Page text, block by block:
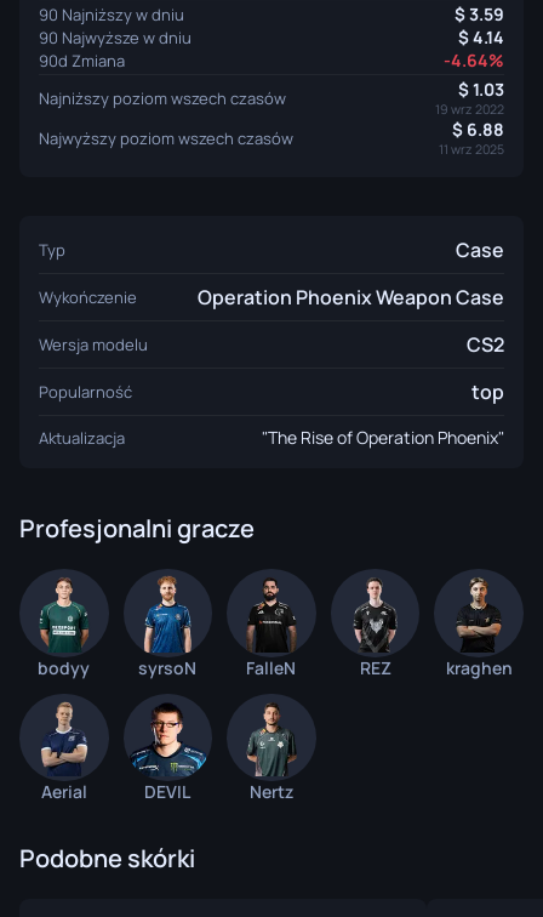
90 Najniższy w dniu 3.59
90 Najwyższe w dniu 4.14
90d Zmiana -4.64%
Najniższy poziom wszech czasów 1.03
19 wrz 2022
Najwyższy poziom wszech czasów 6.88
11 wrz 2025
Typ Case
Wykończenie Operation Phoenix Weapon Case
Wersja modelu CS2
Popularność top
Aktualizacja "The Rise of Operation Phoenix"
Profesjonalni gracze
bodyy syrsoN FalleN REZ kraghen
Aerial DEVIL Nertz
Podobne skórki